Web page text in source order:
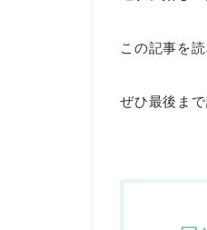
この記事を読
ぜひ最後ま